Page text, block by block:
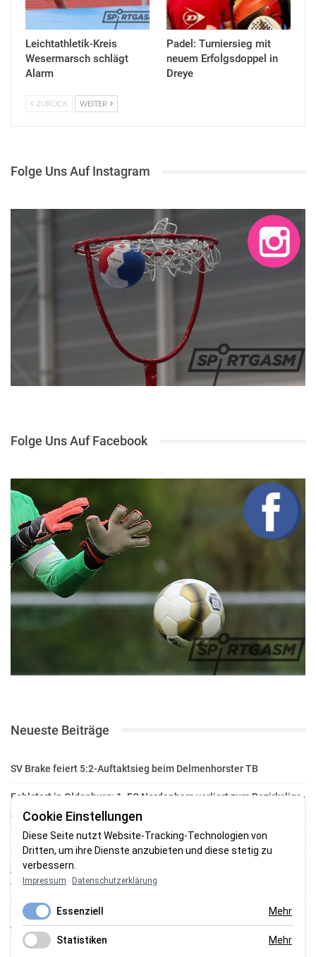
Leichtathletik-Kreis
Wesermarsch schlägt
Alarm
Padel: Turniersieg mit
neuem Erfolgsdoppel in
Dreye
ZURÜCK WEITER
Folge Uns Auf Instagram
Folge Uns Auf Facebook
Neueste Beiträge
SV Brake feiert 5:2-Auftaktsieg beim Delmenhorster TB
Fehlstart in Oldenburg: 1. FC Nordenham verliert zum Bezirksliga-
Auftakt
Fußball in der Wesermarsch: Die Bilder vom Wochenende
Aufstieg geschafft: HSG-Unterweser-C-Jugend macht sich bereit
für die Oberliga
HSG Unterweser startet mit neuem Torwarttrainer in die
Vorbereitung
Cookie Einstellungen
Diese Seite nutzt Website-Tracking-Technologien von
Dritten, um ihre Dienste anzubieten und diese stetig zu
verbessern.
Impressum Datenschutzerklärung
Essenziell Mehr
Statistiken Mehr